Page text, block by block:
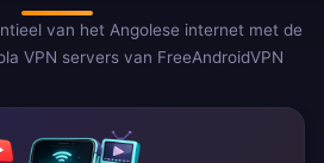
van het Angolese internet met de
VPN servers van FreeAndroidVPN